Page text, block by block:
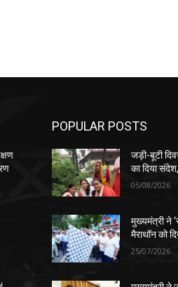
POPULAR POSTS
जड़ी-बूटी
का दिया
05/08/2026
मुख्यमंत्री ने
मैराथॉन को
25/07/2026